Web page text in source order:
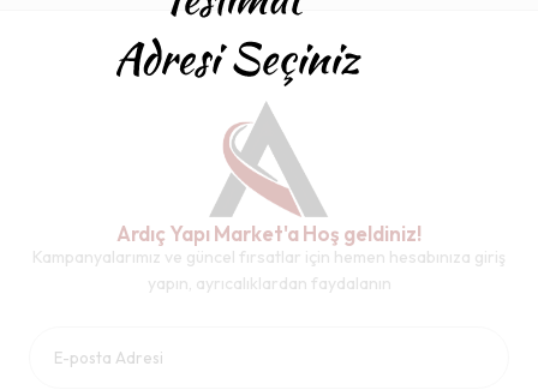
Ardıç Yapı Market'a Hoş geldiniz!
Kampanyalarımız ve güncel fırsatlar için hemen hesabınıza giriş
yapın, ayrıcalıklardan faydalanın